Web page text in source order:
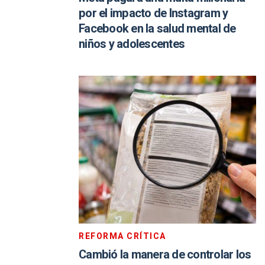
por el impacto de Instagram y
Facebook en la salud mental de
niños y adolescentes
REFORMA CRÍTICA
Cambió la manera de controlar los